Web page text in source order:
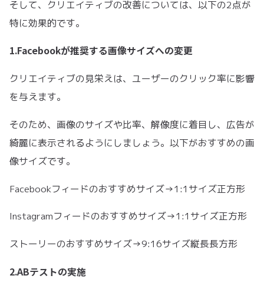
そして、クリエイティブの改善については、以下の2点が
特に効果的です。
1.Facebookが推奨する画像サイズへの変更
クリエイティブの見栄えは、ユーザーのクリック率に影響
を与えます。
そのため、画像のサイズや比率、解像度に着目し、広告が
綺麗に表示されるようにしましょう。以下がおすすめの画
像サイズです。
Facebookフィードのおすすめサイズ→1:1サイズ正方形
Instagramフィードのおすすめサイズ→1:1サイズ正方形
ストーリーのおすすめサイズ→9:16サイズ縦長長方形
2.ABテストの実施